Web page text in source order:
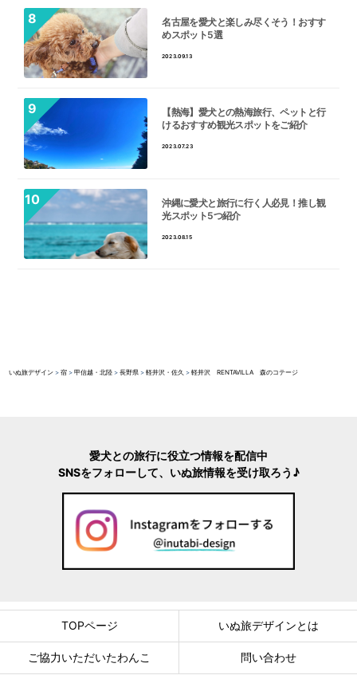
名古屋を愛犬と楽しみ尽くそう！おすす
めスポット5選
2023.09.13
【熱海】愛犬との熱海旅行、ペットと行
けるおすすめ観光スポットをご紹介
2023.07.23
沖縄に愛犬と旅行に行く人必見！推し観
光スポット5つ紹介
2023.08.15
いぬ旅デザイン >宿 >甲信越・北陸 >長野県 >軽井沢・佐久 >軽井沢 RENTAVILLA 森のコテージ
愛犬との旅行に役立つ情報を配信中
SNSをフォローして、いぬ旅情報を受け取ろう♪
TOPページ いぬ旅デザインとは
ご協力いただいたわんこ 問い合わせ